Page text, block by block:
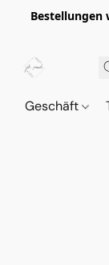
Bestellungen
Geschäft